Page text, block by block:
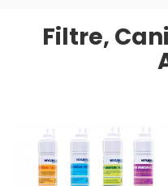
Filtre,